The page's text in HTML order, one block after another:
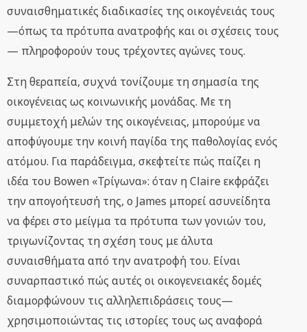
συναισθηματικές διαδικασίες της οικογένειάς τους
—όπως τα πρότυπα ανατροφής και οι σχέσεις τους
— πληροφορούν τους τρέχοντες αγώνες τους.
Στη θεραπεία, συχνά τονίζουμε τη σημασία της
οικογένειας ως κοινωνικής μονάδας. Με τη
συμμετοχή μελών της οικογένειας, μπορούμε να
αποφύγουμε την κοινή παγίδα της παθολογίας ενός
ατόμου. Για παράδειγμα, σκεφτείτε πώς παίζει η
ιδέα του Bowen «Τρίγωνα»: όταν η Claire εκφράζει
την απογοήτευσή της, ο James μπορεί ασυνείδητα
να φέρει στο μείγμα τα πρότυπα των γονιών του,
τριγωνίζοντας τη σχέση τους με άλυτα
συναισθήματα από την ανατροφή του. Είναι
συναρπαστικό πώς αυτές οι οικογενειακές δομές
διαμορφώνουν τις αλληλεπιδράσεις τους—
χρησιμοποιώντας τις ιστορίες τους ως αναφορά